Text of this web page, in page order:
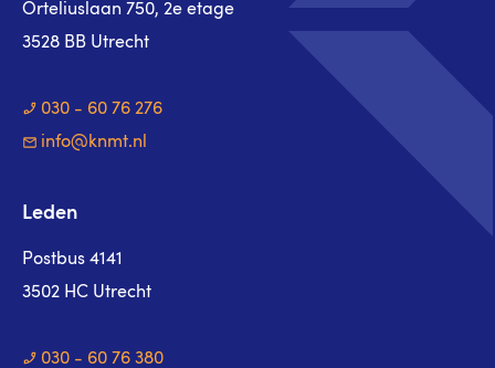
Orteliuslaan 750, 2e etage
3528 BB Utrecht
030 - 60 76 276
info@knmt.nl
Leden
Postbus 4141
3502 HC Utrecht
030 - 60 76 380